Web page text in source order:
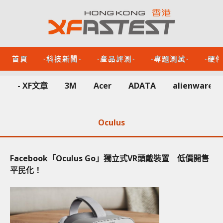
首頁 -科技新聞- -產品評測- -專題測試- -硬
- XF文章 3M Acer ADATA alienware
Oculus
Facebook「Oculus Go」獨立式VR頭戴裝置 低價開售
平民化！